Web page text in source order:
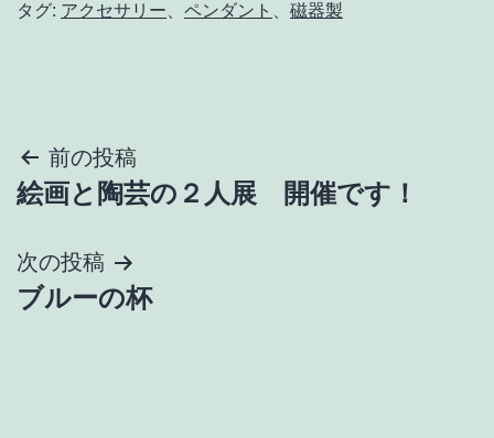
タグ: アクセサリー ペンダント 磁器製
投
稿
ナ
ビ
前の投稿
絵画と陶芸の２人展 開催です！
次の投稿
ブルーの杯